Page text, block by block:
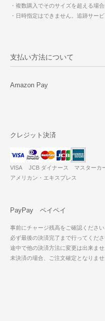
・複数購入でそのサイズを超える場
・日時指定はできません。追跡サービ
支払い方法について
Amazon Pay
クレジット決済
VISA JCB ダイナース マスターカ
アメリカン・エキスプレス
PayPay ペイペイ
事前にチャージ残高をご確認ください
必ず最後の決済完了まで行ってくださ
途中で他の決済方法に変更は出来ませ
未決済の場合、ご注文確定となりま